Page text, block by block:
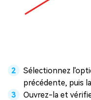
Sélectionnez
précédente, puis
Ouvrez-la et